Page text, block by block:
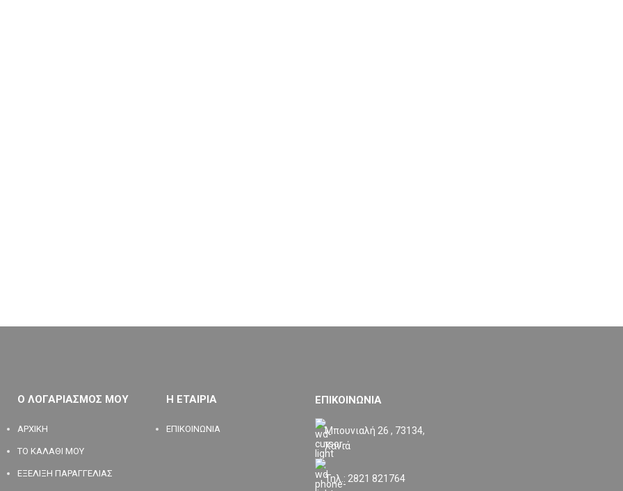
Ο ΛΟΓΑΡΙΑΣΜΟΣ ΜΟΥ
ΑΡΧΙΚΗ
ΤΟ ΚΑΛΑΘΙ ΜΟΥ
ΕΞΕΛΙΞΗ ΠΑΡΑΓΓΕΛΙΑΣ
Η ΕΤΑΙΡΙΑ
ΕΠΙΚΟΙΝΩΝΙΑ
ΕΠΙΚΟΙΝΩΝΙΑ
Μπουνιαλή 26 , 73134,
Χανιά
Τηλ.: 2821 821764